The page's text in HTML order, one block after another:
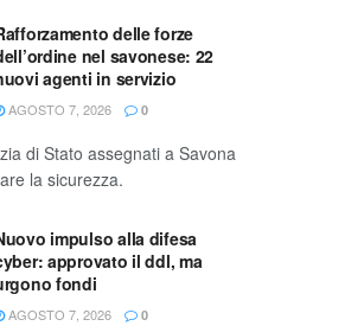
delle forze
nel savonese: 22
agenti in servizio
AGOSTO 7, 2026 0
di Stato assegnati a Savona
la sicurezza.
impulso alla difesa
approvato il ddl, ma
fondi
AGOSTO 7, 2026 0